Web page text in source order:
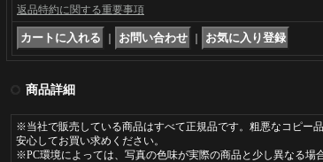
返品特約に関する重要事項
商品詳細
※当社で販売している商品はすべて正規品です。粗悪なコピー
安心してお買い求めください。
※PC環境によっては、写真の色味が実際の商品と少し異なる場